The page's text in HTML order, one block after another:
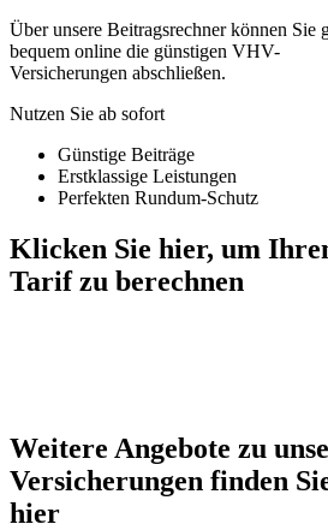
Über unsere Beitragsrechner können Sie
bequem online die günstigen VHV-
Versicherungen abschließen.
Nutzen Sie ab sofort
Günstige Beiträge
Erstklassige Leistungen
Perfekten Rundum-Schutz
Klicken Sie hier, um
Tarif zu berechnen
Weitere Angebote zu
Versicherungen finden
hier